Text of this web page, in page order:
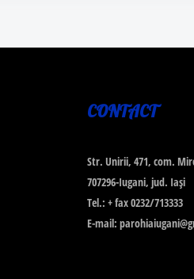
CONTACT
Str. Unirii, 471, com.
707296-Iugani, jud. Iaşi
Tel.: + fax 0232/713333
E-mail: